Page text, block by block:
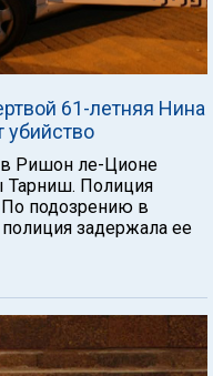
61-летняя Нина
убийство
в Ришон ле-Ционе
Тарниш. Полиция
По подозрению в
задержала ее